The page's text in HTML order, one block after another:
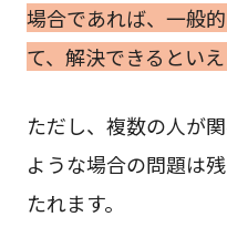
場合であれば、一般
て、解決できるといえ
ただし、複数の人が
ような場合の問題は
たれます。